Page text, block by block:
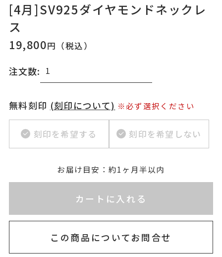
[4月]SV925ダイヤモンドネックレ
ス
19,800円（税込）
注文数:
無料刻印 (刻印について) ※必ず選択ください
刻印を希望する 刻印を希望しない
お届け目安：約1ヶ月半以内
カートに入れる
この商品についてお問合せ